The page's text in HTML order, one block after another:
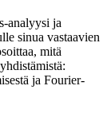
analyysi ja
sinua vastaavien
mitä
ja Fourier-